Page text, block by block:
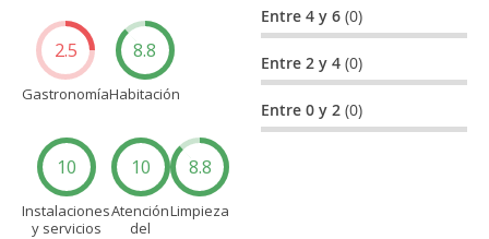
2.5
Gastronomía
8.8
Habitación
10
Instalaciones
y servicios
10
Atención
del
8.8
Limpieza
Entre 4 y 6(0)
Entre 2 y 4(0)
Entre 0 y 2(0)